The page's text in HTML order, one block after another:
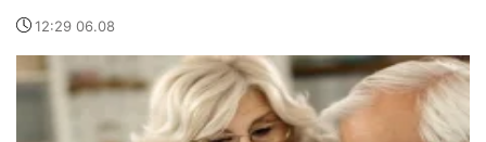
12:29 06.08